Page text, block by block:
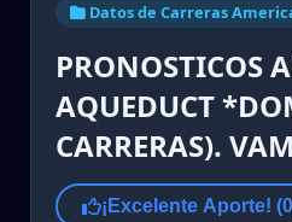
Datos de Carreras
PRONOSTICOS
AQUEDUCT
CARRERAS).
¡Excelente Aporte! (0